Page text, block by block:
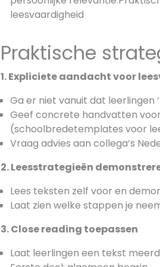
leesvaardigheid
Praktische
1. Expliciete aandacht voor
Ga er niet vanuit dat leerlingen
Geef concrete handvatten
(schoolbredetemplates voor
Vraag advies aan collega’s
2. Leesstrategieën
Lees teksten zelf voor en
Laat zien welke stappen je
3. Close reading toepassen
Laat leerlingen een tekst